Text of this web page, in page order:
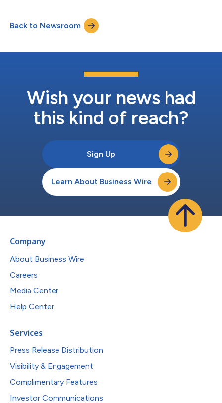
HYROX社群領袖主持的座談會。Balance 3與Balance Ultra以現代
運動員的訓練方式為核心而打造，專為在力量、耐力、恢復、工
作、壓力和日常生活之間尋求平衡的人士所設計。這些裝置扮作為
練、恢復和身體反應狀況；而Zepp App則扮演「智慧層」，將這
代表作，將5級鈦金屬工藝與精緻的效能設計融為一體，能在訓
練、工作和日常生活之間自然轉換。Balance 3則是專為日常混合
Back to Newsroom
Wish your news had
this kind of reach?
Sign Up
Learn About Business Wire
Company
About Business Wire
Careers
Media Center
Help Center
Services
Press Release Distribution
Visibility & Engagement
Complimentary Features
Investor Communications